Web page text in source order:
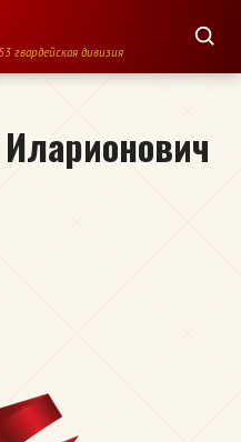
гвардейская дивизия